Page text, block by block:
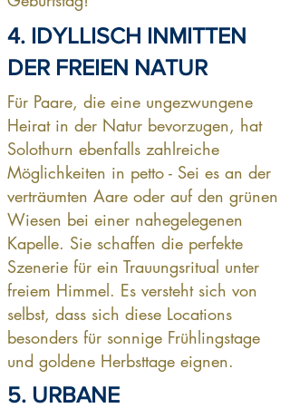
4. IDYLLISCH INMITTEN
DER FREIEN NATUR
Für Paare, die eine ungezwungene
Heirat in der Natur bevorzugen, hat
Solothurn ebenfalls zahlreiche
Möglichkeiten in petto - Sei es an der
verträumten Aare oder auf den grünen
Wiesen bei einer nahegelegenen
Kapelle. Sie schaffen die perfekte
Szenerie für ein Trauungsritual unter
freiem Himmel. Es versteht sich von
selbst, dass sich diese Locations
besonders für sonnige Frühlingstage
und goldene Herbsttage eignen.
5. URBANE